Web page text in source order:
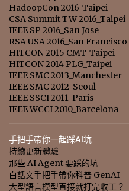
HadoopCon 2016_Taipei
CSA Summit TW 2016_Taipei
IEEE SP 2016_San Jose
RSA USA 2016_San Francisco
HITCON 2015 CMT_Taipei
HITCON 2014 PLG_Taipei
IEEE SMC 2013_Manchester
IEEE SMC 2012_Seoul
IEEE SSCI 2011_Paris
IEEE WCCI 2010_Barcelona
手把手帶你一起踩AI坑
持續更新體驗
那些 AI Agent 要踩的坑
白話文手把手帶你科普 GenAI
大型語言模型直接就打完收工？